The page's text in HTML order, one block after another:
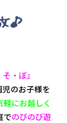
♪
・ぼ』
のお子様を
軽にお越しく
でのびのび遊